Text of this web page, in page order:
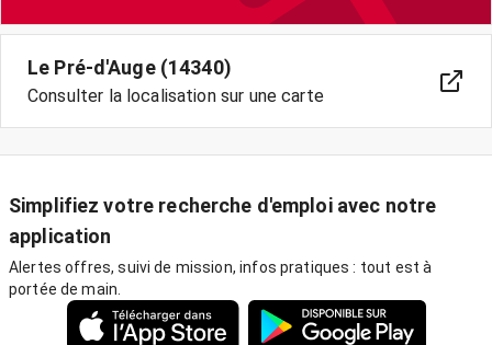
Le Pré-d'Auge (14340)
Consulter la localisation sur une carte
Simplifiez votre recherche d'emploi avec notre
application
Alertes offres, suivi de mission, infos pratiques : tout est à
portée de main.